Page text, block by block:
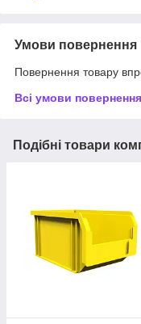
Умови повернення
Повернення товару
Всі умови повернення
Подібні товари